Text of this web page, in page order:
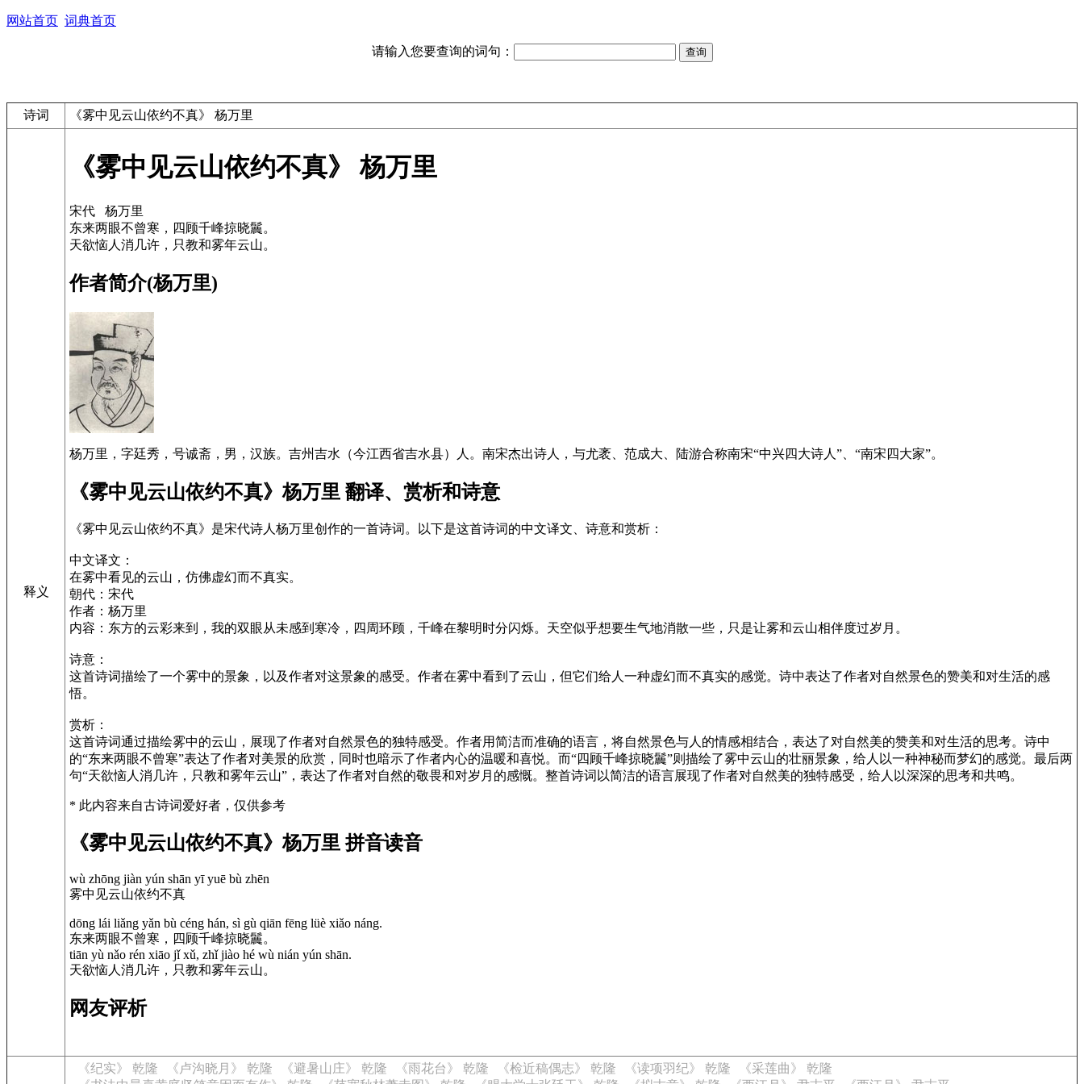
网站首页 词典首页
请输入您要查询的词句：
诗词 《雾中见云山依约不真》 杨万里
释义
《雾中见云山依约不真》 杨万里
宋代 杨万里
东来两眼不曾寒，四顾千峰掠晓鬞。
天欲恼人消几许，只教和雾年云山。
作者简介(杨万里)
杨万里，字廷秀，号诚斋，男，汉族。吉州吉水（今江西省吉水县）人。南宋杰出诗人，与尤袤、范成大、陆游合称南宋“中兴四大诗人”、“南宋四大家”。
《雾中见云山依约不真》杨万里 翻译、赏析和诗意
《雾中见云山依约不真》是宋代诗人杨万里创作的一首诗词。以下是这首诗词的中文译文、诗意和赏析：
中文译文：
在雾中看见的云山，仿佛虚幻而不真实。
朝代：宋代
作者：杨万里
内容：东方的云彩来到，我的双眼从未感到寒冷，四周环顾，千峰在黎明时分闪烁。天空似乎想要生气地消散一些，只是让雾和云山相伴度过岁月。
诗意：
这首诗词描绘了一个雾中的景象，以及作者对这景象的感受。作者在雾中看到了云山，但它们给人一种虚幻而不真实的感觉。诗中表达了作者对自然景色的赞美和对生活的感
悟。
赏析：
这首诗词通过描绘雾中的云山，展现了作者对自然景色的独特感受。作者用简洁而准确的语言，将自然景色与人的情感相结合，表达了对自然美的赞美和对生活的思考。诗中
的“东来两眼不曾寒”表达了作者对美景的欣赏，同时也暗示了作者内心的温暖和喜悦。而“四顾千峰掠晓鬞”则描绘了雾中云山的壮丽景象，给人以一种神秘而梦幻的感觉。最后两
句“天欲恼人消几许，只教和雾年云山”，表达了作者对自然的敬畏和对岁月的感慨。整首诗词以简洁的语言展现了作者对自然美的独特感受，给人以深深的思考和共鸣。
* 此内容来自古诗词爱好者，仅供参考
《雾中见云山依约不真》杨万里 拼音读音
wù zhōng jiàn yún shān yī yuē bù zhēn
雾中见云山依约不真
dōng lái liǎng yǎn bù céng hán, sì gù qiān fēng lüè xiǎo náng.
东来两眼不曾寒，四顾千峰掠晓鬞。
tiān yù nǎo rén xiāo jǐ xǔ, zhǐ jiào hé wù nián yún shān.
天欲恼人消几许，只教和雾年云山。
网友评析
《纪实》 乾隆 《卢沟晓月》 乾隆 《避暑山庄》 乾隆 《雨花台》 乾隆 《检近稿偶志》 乾隆 《读项羽纪》 乾隆
《采莲曲》 乾隆